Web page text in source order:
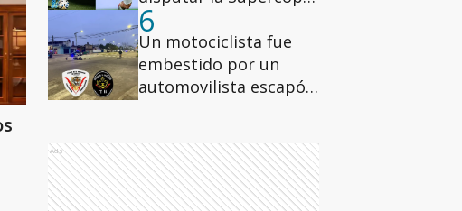
Internacional ante
Estudiantes
6
Un motociclista fue
embestido por un
automovilista escapó
Ads